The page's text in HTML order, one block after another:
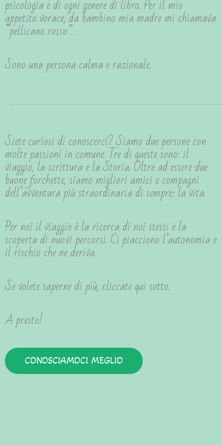
psicologia e di ogni genere di libro. Per il mio
appetito vorace, da bambino mia madre mi chiamava
“pellicano rosso”.
Sono una persona calma e razionale.
Siete curiosi di conoscerci? Siamo due persone con
molte passioni in comune. Tre di queste sono: il
viaggio, la scrittura e la Storia. Oltre ad essere due
buone forchette, siamo migliori amici e compagni
dell’avventura più straordinaria di sempre: la vita.
Per noi il viaggio è la ricerca di noi stessi e la
scoperta di nuovi percorsi. Ci piacciono l’autonomia e
il rischio che ne deriva.
Se volete saperne di più, cliccate qui sotto.
A presto!
CONOSCIAMOCI MEGLIO